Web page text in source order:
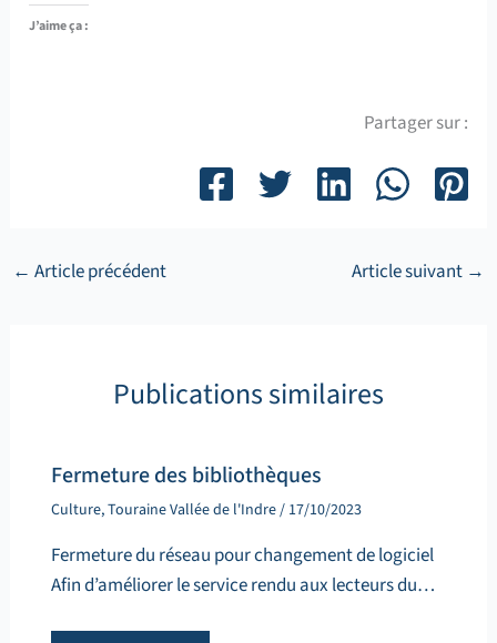
J’aime ça :
Partager sur :
← Article précédent Article suivant →
Publications similaires
Fermeture des bibliothèques
Culture,Touraine Vallée de l'Indre/ 17/10/2023
Fermeture du réseau pour changement de logiciel
Afin d’améliorer le service rendu aux lecteurs du…